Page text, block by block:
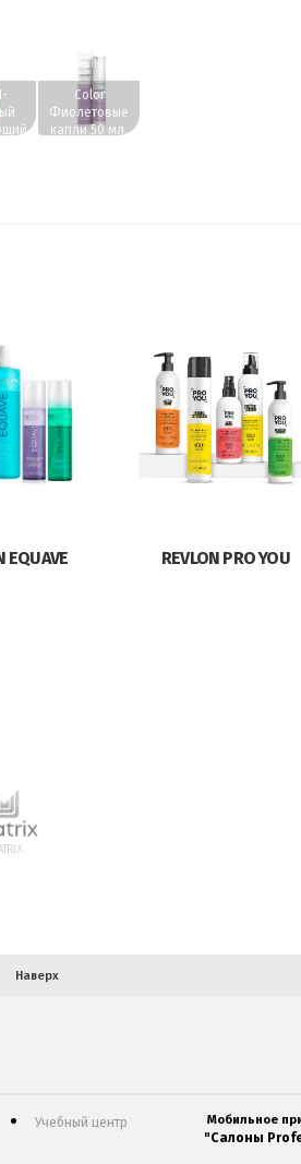
www.profhairs.ru
Color
Фиолетовые
капли 50 мл.
EQUAVE REVLON PRO YOU
Наверх
Учебный центр Мобильное
"Салоны